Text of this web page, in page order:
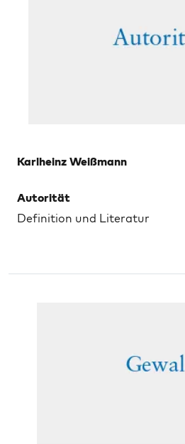
Karlheinz Weißmann
Autorität
Definition und Literatur